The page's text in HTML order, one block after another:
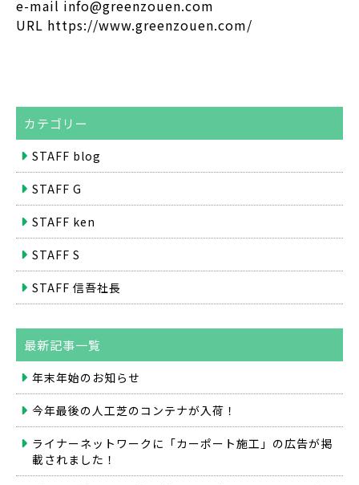
e-mail info@greenzouen.com
URL https://www.greenzouen.com/
カテゴリー
STAFF blog
STAFF G
STAFF ken
STAFF S
STAFF 信吾社長
最新記事一覧
年末年始のお知らせ
今年最後の人工芝のコンテナが入荷！
ライナーネットワークに「カーポート施工」の広告が掲
載されました！